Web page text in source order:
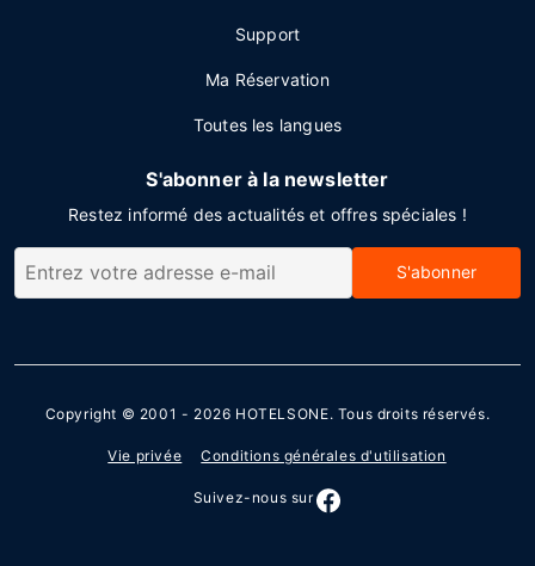
Support
Ma Réservation
Toutes les langues
S'abonner à la newsletter
Restez informé des actualités et offres spéciales !
S'abonner
Copyright © 2001 - 2026 HOTELSONE. Tous droits réservés.
Vie privée Conditions générales d'utilisation
Suivez-nous sur